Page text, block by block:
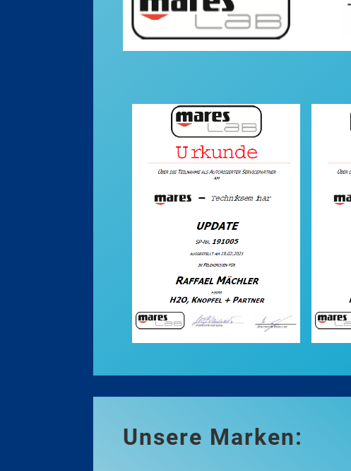
Unsere Marken: